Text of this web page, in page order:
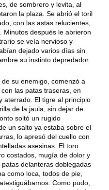
de sombrero y levita, al
la plaza. Se abrió el toril
con las astas relucientes,
Minutos después le abrieron
se veía nervioso y
dejado varios días sin
su instinto depredador.
su enemigo, comenzó a
las patas traseras, en
aterrado. El tigre al principio
de la jaula, sin dejar de
soltó un rugido
un salto ya estaba sobre el
lo apresó del cuello con
asesinas. El toro
costados, mugía de dolor y
delanteras doblegadas
como loca, todos de pie,
Como pudo,